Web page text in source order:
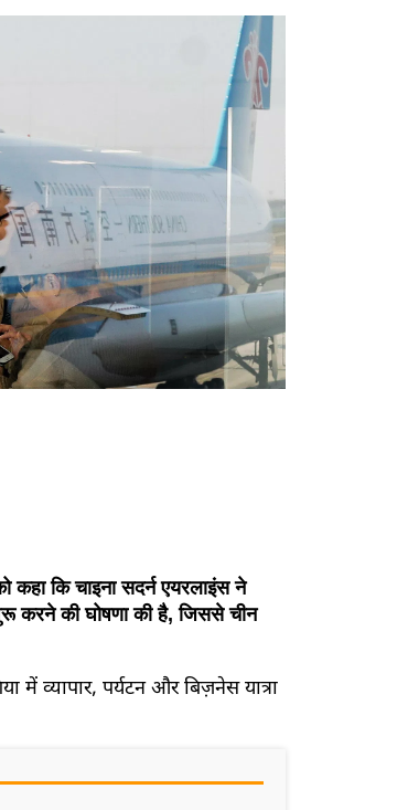
कहा कि चाइना सदर्न एयरलाइंस ने
करने की घोषणा की है, जिससे चीन
व्यापार, पर्यटन और बिज़नेस यात्रा